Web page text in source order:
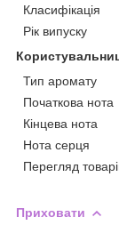
Класифікація
Рік випуску
Тип аромату
Початкова нота
Кінцева нота
Нота серця
Перегляд
Приховати